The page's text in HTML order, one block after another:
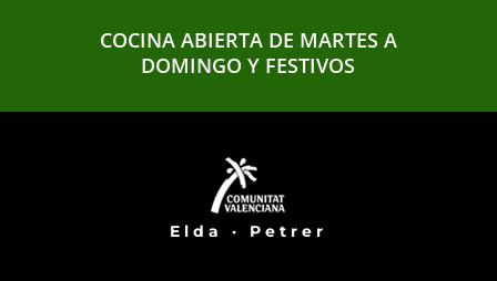
COCINA ABIERTA DE MARTES A
DOMINGO Y FESTIVOS
Elda · Petrer